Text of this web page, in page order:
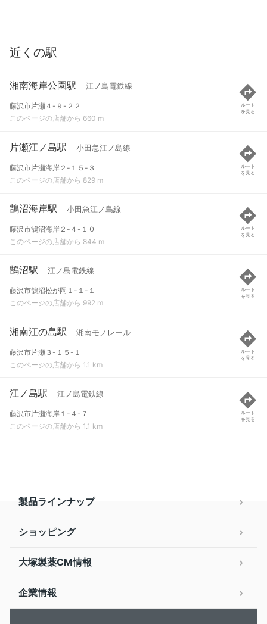
近くの駅
湘南海岸公園駅 江ノ島電鉄線
藤沢市片瀬４-９-２２
このページの店舗から 660 m
ルート
を見る
片瀬江ノ島駅 小田急江ノ島線
藤沢市片瀬海岸２-１５-３
このページの店舗から 829 m
ルート
を見る
鵠沼海岸駅 小田急江ノ島線
藤沢市鵠沼海岸２-４-１０
このページの店舗から 844 m
ルート
を見る
鵠沼駅 江ノ島電鉄線
藤沢市鵠沼松が岡１-１-１
このページの店舗から 992 m
ルート
を見る
湘南江の島駅 湘南モノレール
藤沢市片瀬３-１５-１
このページの店舗から 1.1 km
ルート
を見る
江ノ島駅 江ノ島電鉄線
藤沢市片瀬海岸１-４-７
このページの店舗から 1.1 km
ルート
を見る
製品ラインナップ
ショッピング
大塚製薬CM情報
企業情報